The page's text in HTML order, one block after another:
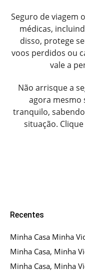
Seguro de viagem
médicas,
disso, protege
voos perdidos ou
vale a
Não arrisque a
agora mesmo
tranquilo,
situação.
Recentes
Minha Casa Minha
Minha Casa, Minha
Minha Casa, Minha